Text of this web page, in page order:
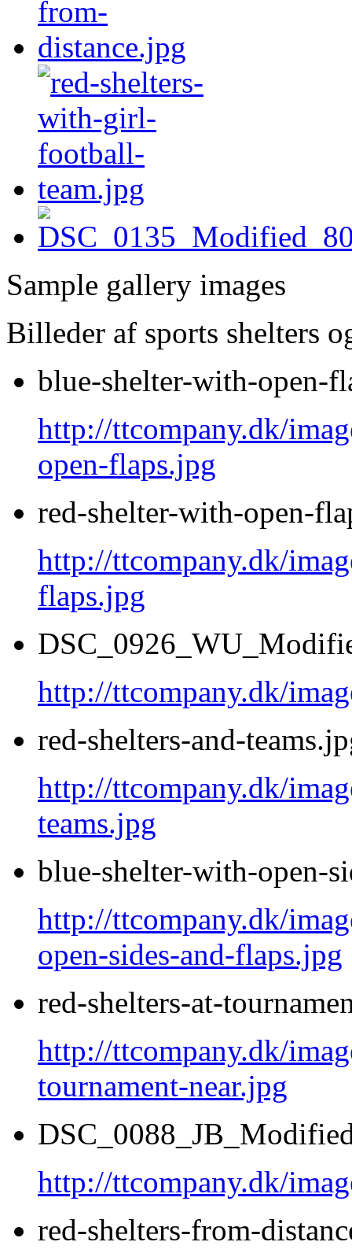
Sample gallery images
Billeder af sports shelters
blue-shelter-with-open-
http://ttcompany.dk/
open-flaps.jpg
red-shelter-with-open-
http://ttcompany.dk/
flaps.jpg
http://ttcompany.dk/
red-shelters-and-
http://ttcompany.dk/
teams.jpg
blue-shelter-with-open-
http://ttcompany.dk/
open-sides-and-flaps.jpg
red-shelters-at-
http://ttcompany.dk/
tournament-near.jpg
http://ttcompany.dk/
red-shelters-from-